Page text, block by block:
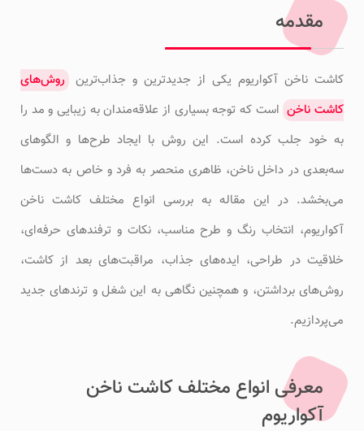
مقدمه
کاشت ناخن آکواریوم یکی از جدیدترین و جذاب‌ترین روش‌های
کاشت ناخن است که توجه بسیاری از علاقه‌مندان به زیبایی و مد را
به خود جلب کرده است. این روش با ایجاد طرح‌ها و الگوهای
سه‌بعدی در داخل ناخن، ظاهری منحصر به فرد و خاص به دست‌ها
می‌بخشد. در این مقاله به بررسی انواع مختلف کاشت ناخن
آکواریوم، انتخاب رنگ و طرح مناسب، نکات و ترفندهای حرفه‌ای،
خلاقیت در طراحی، ایده‌های جذاب، مراقبت‌های بعد از کاشت،
روش‌های برداشتن، و همچنین نگاهی به این شغل و ترندهای جدید
می‌پردازیم.
معرفی انواع مختلف کاشت ناخن
آکواریوم